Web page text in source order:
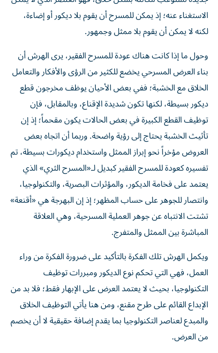
الاستغناء عنه؛ إذ يمكن للمسرح أن يقوم بلا ديكور أو إضاءة،
لكنه لا يمكن أن يقوم بلا ممثل وجمهور.
وحول ما إذا كانت هناك عودة للمسرح الفقير، يرى الهرش أن
بناء العرض المسرحي يخضع للكثير من الرؤى والأفكار والتعامل
الخلاق مع الخشبة؛ ففي بعض الأحيان يوظف مخرجون قطع
ديكور بسيطة، لكنها تكون شديدة الإقناع، وبالمقابل، فإن
توظيف القطع الكبيرة في بعض الحالات يكون مقحماً؛ إذ إن
تأثيث الخشبة يحتاج إلى رؤية واضحة. وربما أن اتجاه بعض
العروض مؤخراً نحو إبراز الممثل واستخدام ديكورات بسيطة، تم
تفسيره كعودة للمسرح الفقير كبديل لـ«المسرح الثري» الذي
يعتمد على فخامة الديكور، والمؤثرات البصرية، والتكنولوجيا،
وانتصار للجوهر على حساب المظهر؛ إذ إن البهرجة هي «أقنعة»
تشتت الانتباه عن جوهر العملية المسرحية، وهي العلاقة
المباشرة بين الممثل والمتفرج.
ويكمل الهرش تلك الفكرة بالتأكيد على ضرورة الفكرة من وراء
العمل، فهي التي تحكم نوع الديكور ومبررات توظيف
التكنولوجيا، بحيث لا يعتمد العرض على الإبهار فقط؛ فلا بد من
الإبداع القائم على طرح مقنع، ومن هنا يأتي التوظيف الخلاق
والمبدع لعناصر التكنولوجيا بما يقدم إضافة حقيقية لا أن يخصم
من العرض.